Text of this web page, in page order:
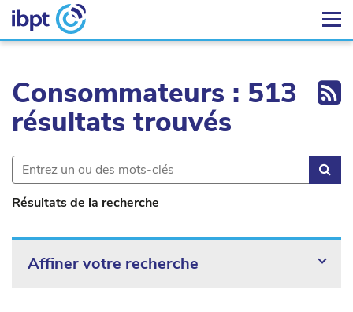
Consommateurs : 513
résultats trouvés
Résultats de la recherche
Affiner votre recherche